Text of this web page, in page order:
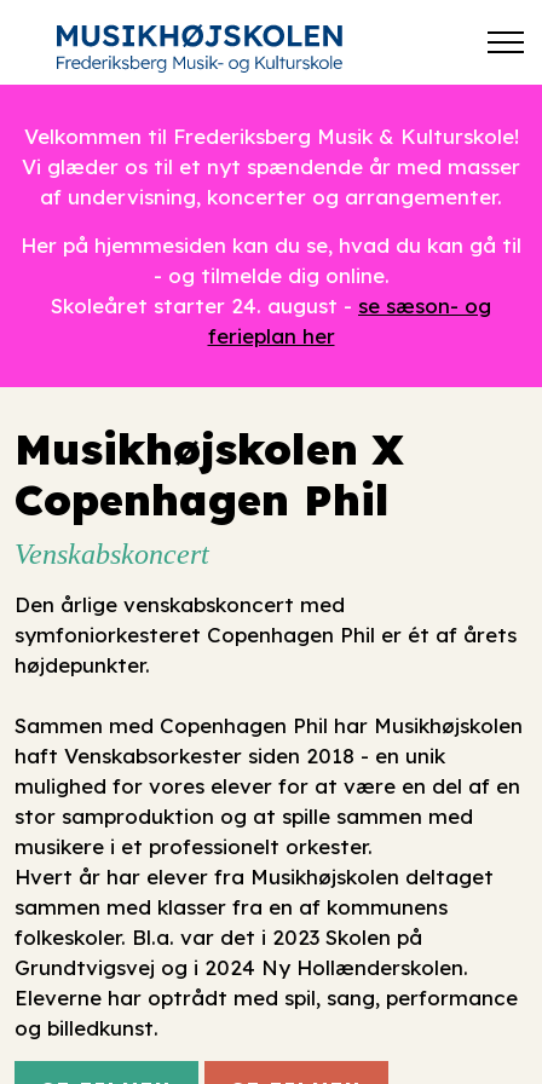
Velkommen til Frederiksberg Musik & Kulturskole!
Vi glæder os til et nyt spændende år med masser
af undervisning, koncerter og arrangementer.
Her på hjemmesiden kan du se, hvad du kan gå til
- og tilmelde dig online.
Skoleåret starter 24. august - se sæson- og
ferieplan her
Musikhøjskolen X
Copenhagen Phil
Venskabskoncert
Den årlige venskabskoncert med
symfoniorkesteret Copenhagen Phil er ét af årets
højdepunkter.
Sammen med Copenhagen Phil har Musikhøjskolen
haft Venskabsorkester siden 2018 - en unik
mulighed for vores elever for at være en del af en
stor samproduktion og at spille sammen med
musikere i et professionelt orkester.
Hvert år har elever fra Musikhøjskolen deltaget
sammen med klasser fra en af kommunens
folkeskoler. Bl.a. var det i 2023 Skolen på
Grundtvigsvej og i 2024 Ny Hollænderskolen.
Eleverne har optrådt med spil, sang, performance
og billedkunst.